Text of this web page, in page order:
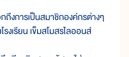
ถึงการเป็นสมาชิกองค์กรต่างๆ
รงเรียน เข็มสโมสรไลออนส์